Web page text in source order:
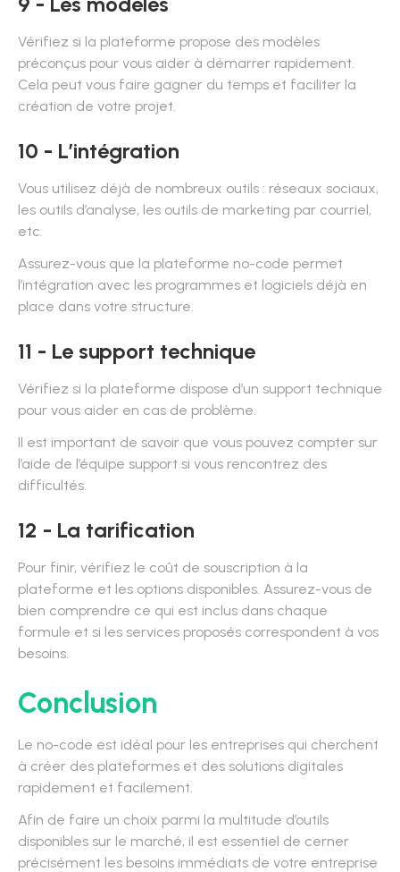
Vérifiez si la plateforme propose des modèles
préconçus pour vous aider à démarrer rapidement.
Cela peut vous faire gagner du temps et faciliter la
création de votre projet.
10 - L’intégration
Vous utilisez déjà de nombreux outils : réseaux sociaux,
les outils d’analyse, les outils de marketing par courriel,
etc.
Assurez-vous que la plateforme no-code permet
l’intégration avec les programmes et logiciels déjà en
place dans votre structure.
11 - Le support technique
Vérifiez si la plateforme dispose d’un support technique
pour vous aider en cas de problème.
Il est important de savoir que vous pouvez compter sur
l’aide de l’équipe support si vous rencontrez des
difficultés.
12 - La tarification
Pour finir, vérifiez le coût de souscription à la
plateforme et les options disponibles. Assurez-vous de
bien comprendre ce qui est inclus dans chaque
formule et si les services proposés correspondent à vos
besoins.
Conclusion
Le no-code est idéal pour les entreprises qui cherchent
à créer des plateformes et des solutions digitales
rapidement et facilement.
Afin de faire un choix parmi la multitude d’outils
disponibles sur le marché, il est essentiel de cerner
précisément les besoins immédiats de votre entreprise